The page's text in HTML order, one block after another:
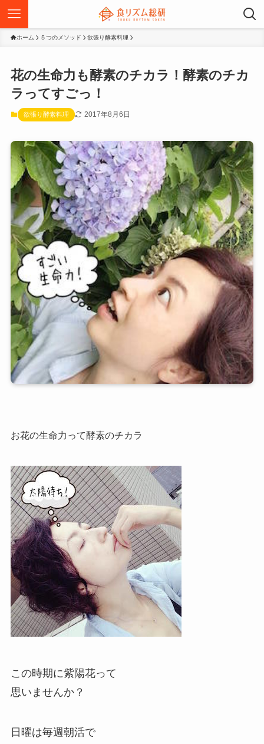
ホーム ５つのメソッド 欲張り酵素料理
花の生命力も酵素のチカラ！酵素のチカ
ラってすごっ！
欲張り酵素料理 2017年8月6日
お花の生命力って酵素のチカラ
この時期に紫陽花って
思いませんか？
日曜は毎週朝活で